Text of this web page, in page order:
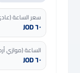
سعر الساعة
٦٠ JOD
الساعة (موازي
٦٠ JOD